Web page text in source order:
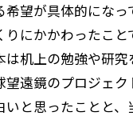
希望が具体的になっ
にかかわったこと
は机上の勉強や研究
遠鏡のプロジェク
いと思ったことと、